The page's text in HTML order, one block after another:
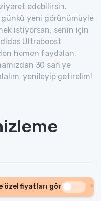
edebilirsin.
yeni görünümüyle
istiyorsan, senin için
Ultraboost
hemen faydalan.
30 saniye
yenileyip getirelim!
özel fiyatları gör